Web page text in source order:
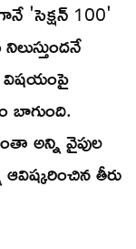
'సెక్షన్ 100'
విషయంపై
బాగుంది.
అన్ని వైపుల
తీరు